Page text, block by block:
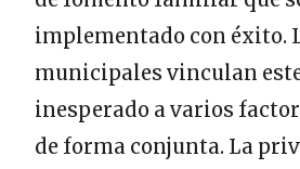
implementado con éxito.
municipales vinculan
inesperado a varios
de forma conjunta. La